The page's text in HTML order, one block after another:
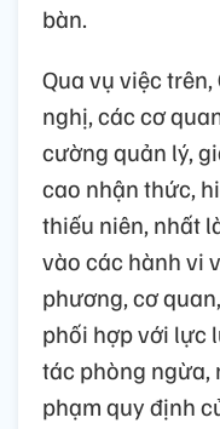
bàn.
Qua vụ việc
nghị, các cơ
cường quản lý,
cao nhận thức,
thiếu niên, nhất
vào các hành vi
phương, cơ
phối hợp với lực
tác phòng ngừa,
phạm quy định